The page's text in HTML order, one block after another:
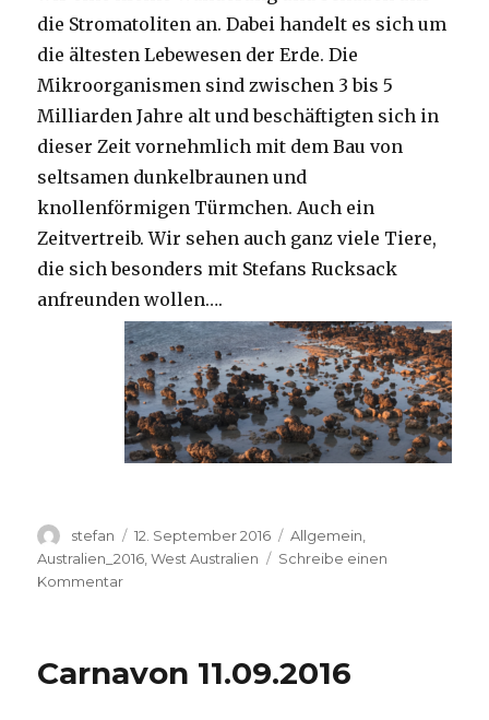
die Stromatoliten an. Dabei handelt es sich um
die ältesten Lebewesen der Erde. Die
Mikroorganismen sind zwischen 3 bis 5
Milliarden Jahre alt und beschäftigten sich in
dieser Zeit vornehmlich mit dem Bau von
seltsamen dunkelbraunen und
knollenförmigen Türmchen. Auch ein
Zeitvertreib. Wir sehen auch ganz viele Tiere,
die sich besonders mit Stefans Rucksack
anfreunden wollen….
Autor
stefan
Veröffentlicht
am
12. September 2016 Kategorien
Allgemein
Australien_2016 ,West Australien
Schreibe einen
Kommentarzu
Carnavon 11.09.2016